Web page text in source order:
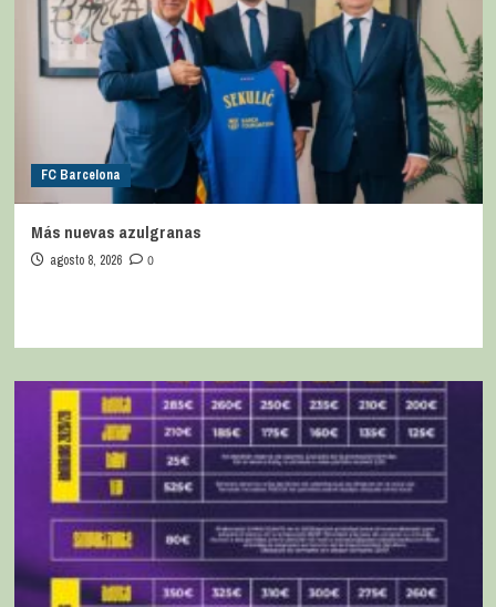
FC Barcelona
Más nuevas azulgranas
agosto 8, 2026 0